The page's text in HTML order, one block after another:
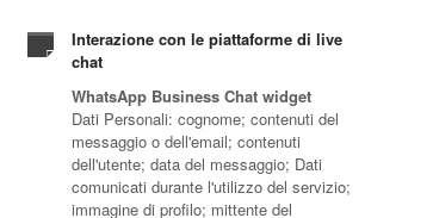
Interazione con le piattaforme di live
chat
WhatsApp Business Chat widget
Dati Personali: cognome; contenuti del
messaggio o dell'email; contenuti
dell'utente; data del messaggio; Dati
comunicati durante l'utilizzo del servizio;
immagine di profilo; mittente del